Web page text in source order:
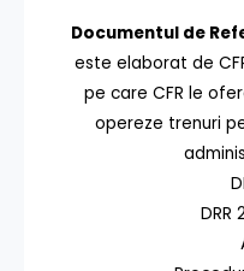
Documentul de
este elaborat de
pe care CFR le
opereze trenuri
DRR